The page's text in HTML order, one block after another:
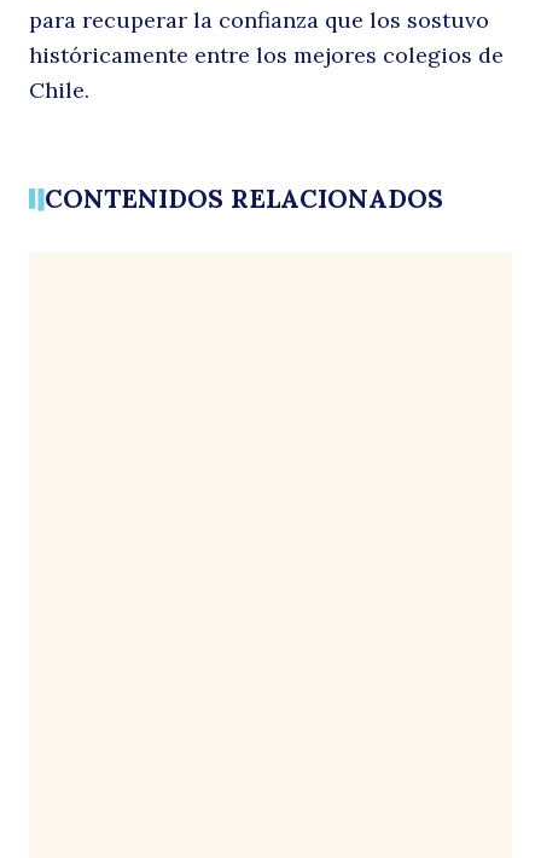
para recuperar la confianza que los sostuvo
históricamente entre los mejores colegios de
Chile.
CONTENIDOS RELACIONADOS